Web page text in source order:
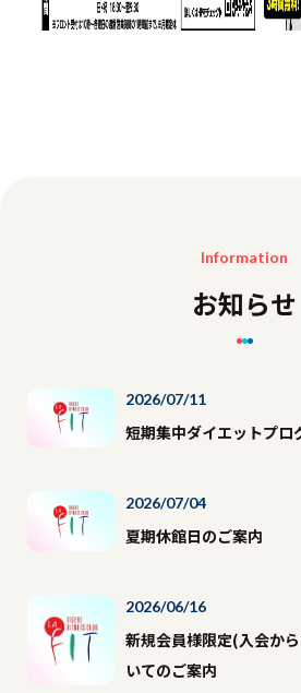
Information
お知らせ
2026/07/11
短期集中ダイエットプロ
2026/07/04
夏期休館日のご案内
2026/06/16
新規会員様限定(入会か
いてのご案内